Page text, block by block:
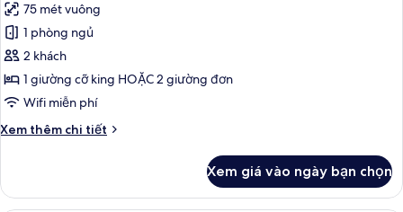
ảnh
Red
Level
Suite
Sea
and
75 mét vuông
1 phòng ngủ
2 khách
1 giường cỡ king HOẶC 2 giường đơn
Wifi miễn phí
Xem thêm chi tiết
Chi
Red
Xem giá vào ngày bạn chọn